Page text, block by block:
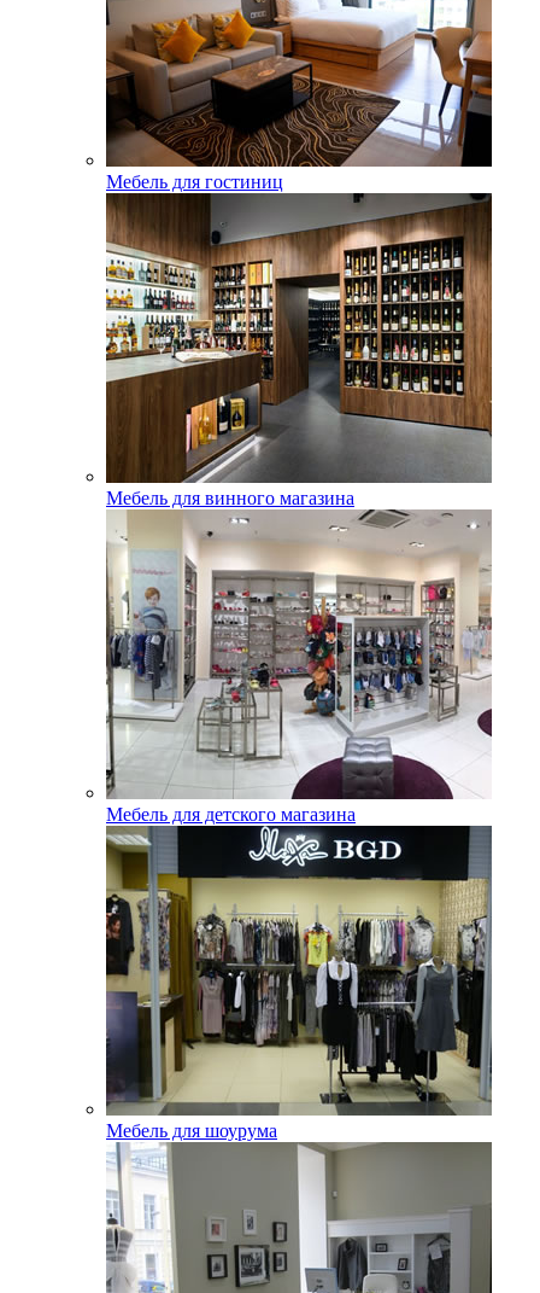
Мебель для гостиниц
Мебель для винного магазина
Мебель для детского магазина
Мебель для шоурума